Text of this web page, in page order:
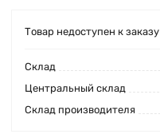
Товар недоступен к заказу
Cклад
Центральный склад
Склад производителя